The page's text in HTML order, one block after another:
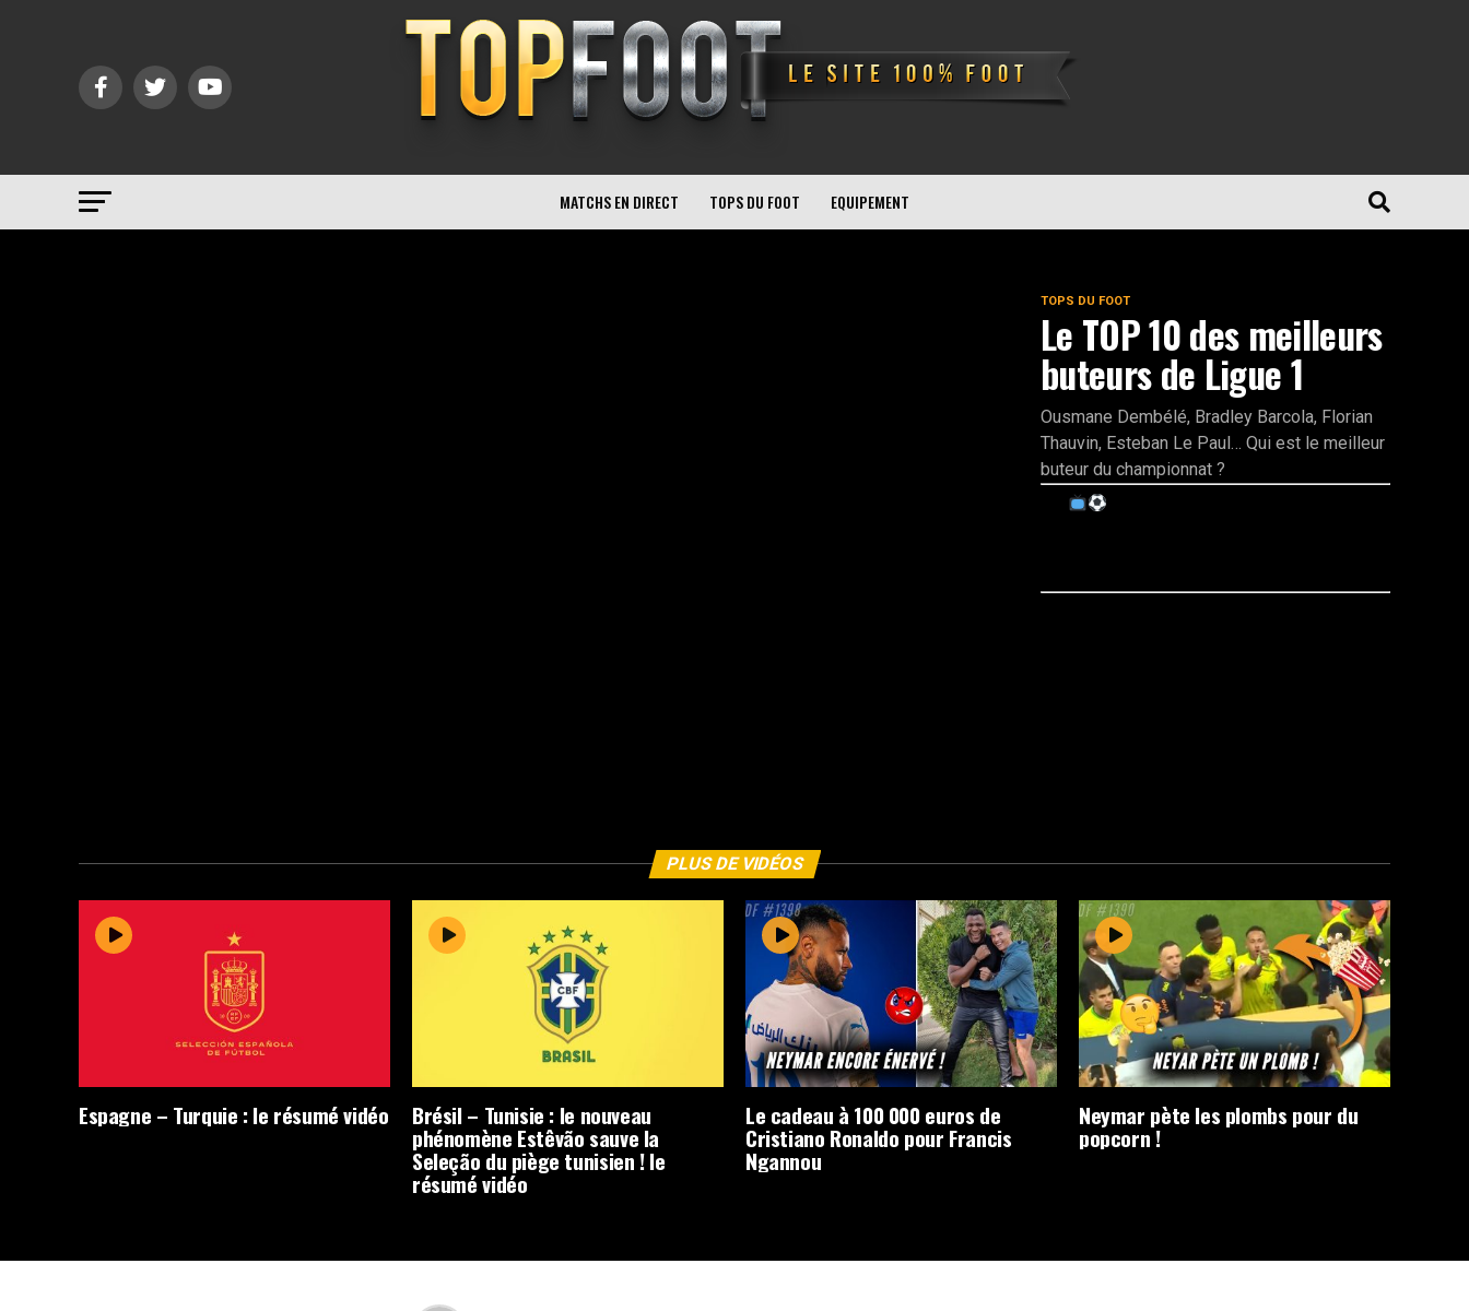
MATCHS EN DIRECT TOPS DU FOOT EQUIPEMENT
TOPS DU FOOT
Le TOP 10 des meilleurs
buteurs de Ligue 1
Ousmane Dembélé, Bradley Barcola, Florian
Thauvin, Esteban Le Paul… Qui est le meilleur
buteur du championnat ?
PLUS DE VIDÉOS
Espagne – Turquie : le résumé vidéo Brésil – Tunisie : le nouveau
phénomène Estêvão sauve la
Seleção du piège tunisien ! le
résumé vidéo
Le cadeau à 100 000 euros de
Cristiano Ronaldo pour Francis
Ngannou
Neymar pète les plombs pour du
popcorn !